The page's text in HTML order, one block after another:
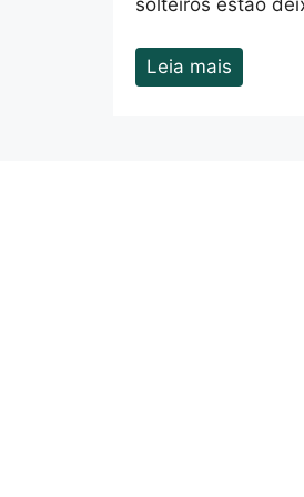
solteiros estão
Leia mais